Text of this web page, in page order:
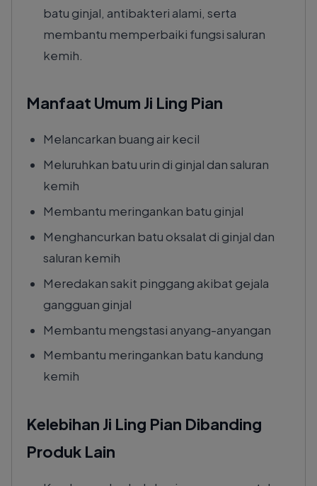
batu ginjal, antibakteri alami, serta
membantu memperbaiki fungsi saluran
kemih.
Manfaat Umum Ji Ling Pian
Melancarkan buang air kecil
Meluruhkan batu urin di ginjal dan saluran
kemih
Membantu meringankan batu ginjal
Menghancurkan batu oksalat di ginjal dan
saluran kemih
Meredakan sakit pinggang akibat gejala
gangguan ginjal
Membantu mengstasi anyang-anyangan
Membantu meringankan batu kandung
kemih
Kelebihan Ji Ling Pian Dibanding
Produk Lain